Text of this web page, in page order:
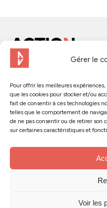
Gérer le
Pour offrir les meilleures
que les cookies pour stocker et/ou
fait de consentir à ces technologies
telles que le comportement de
de ne pas consentir ou de retirer
sur certaines caractéristiques et
Voir les
© 2024 -